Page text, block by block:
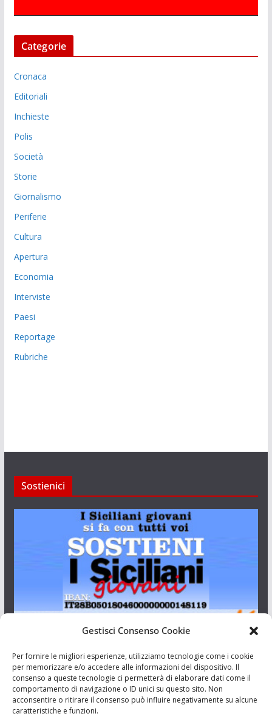
Gestisci Consenso Cookie
Per fornire le migliori esperienze, utilizziamo tecnologie come i cookie
per memorizzare e/o accedere alle informazioni del dispositivo. Il
consenso a queste tecnologie ci permetterà di elaborare dati come il
comportamento di navigazione o ID unici su questo sito. Non
acconsentire o ritirare il consenso può influire negativamente su alcune
caratteristiche e funzioni.
Categorie
Cronaca
Editoriali
Inchieste
Polis
Società
Storie
Giornalismo
Periferie
Cultura
Apertura
Economia
Interviste
Paesi
Reportage
Rubriche
Sostienici
Aut. del tribunale di Catania n.23/2011 del 20/09/2011 Dir.
Resp. Riccardo Orioles.